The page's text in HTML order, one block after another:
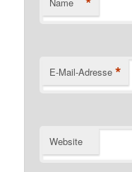
E-Mail-Adresse *
Website